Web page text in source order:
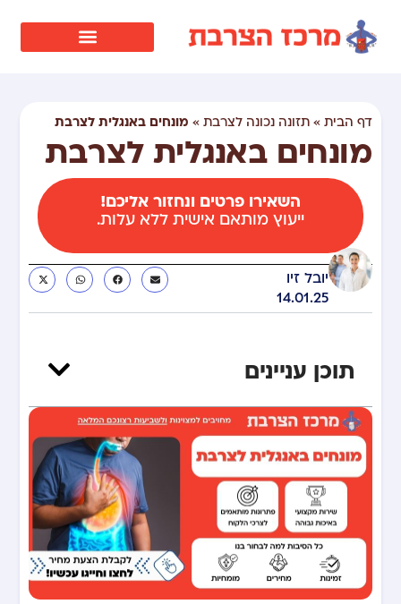
דף הבית »תזונה נכונה לצרבת » מונחים באנגלית לצרבת
מונחים באנגלית לצרבת
השאירו פרטים ונחזור אליכם!
ייעוץ מותאם אישית ללא עלות.
יובל זיו
14.01.25
תוכן עניינים